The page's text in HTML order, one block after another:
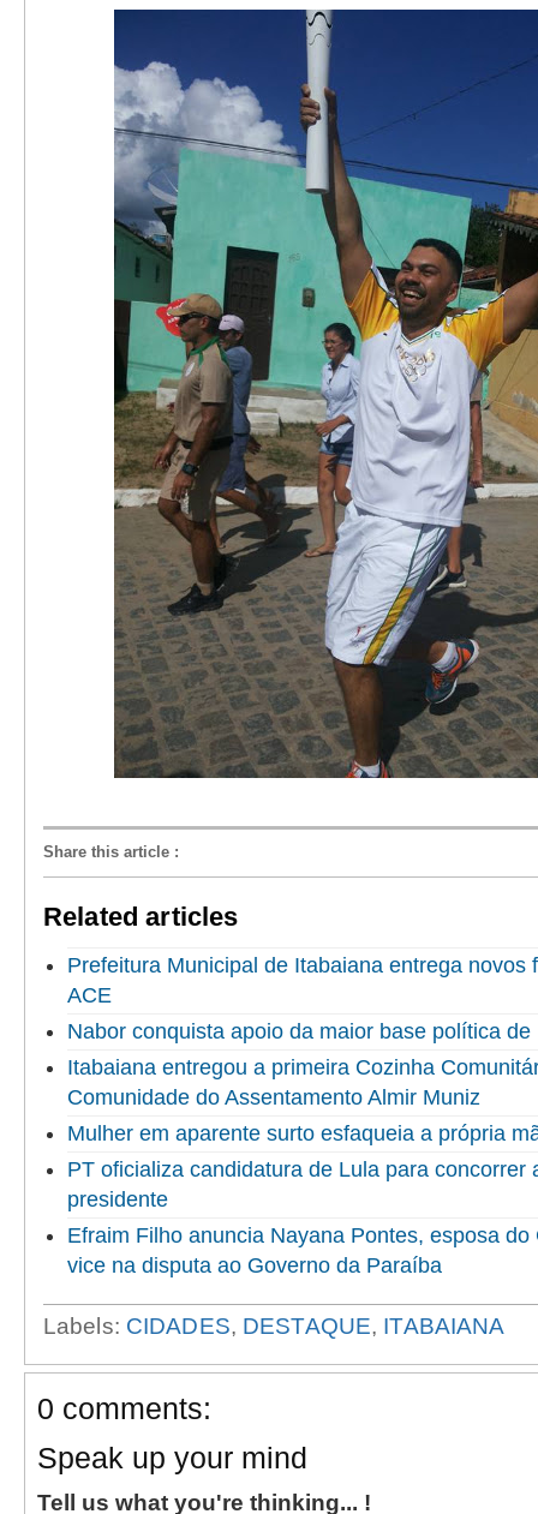
Share this article :
Related articles
Prefeitura Municipal de Itabaiana entrega novos
ACE
Nabor conquista apoio da maior base política de
Itabaiana entregou a primeira Cozinha
Comunidade do Assentamento Almir Muniz
Mulher em aparente surto esfaqueia a própria
PT oficializa candidatura de Lula para concorrer
presidente
Efraim Filho anuncia Nayana Pontes, esposa
vice na disputa ao Governo da Paraíba
Labels: CIDADES, DESTAQUE, ITABAIANA
0 comments:
Speak up your mind
Tell us what you're thinking... !